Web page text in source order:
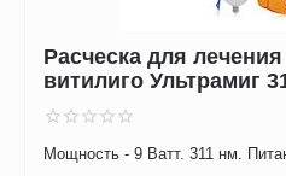
Расческа для
витилиго Ультрамиг
Мощность - 9 Ватт. 311 нм.